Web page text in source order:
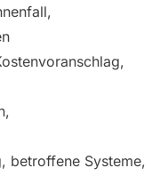
betroffene Systeme,